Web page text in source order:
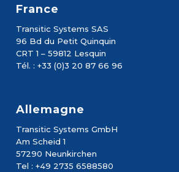
France
Transitic Systems SAS
96 Bd du Petit Quinquin
CRT 1 – 59812 Lesquin
Tél. : +33 (0)3 20 87 66 96
Allemagne
Transitic Systems GmbH
Am Scheid 1
57290 Neunkirchen
Tel : +49 2735 6588580